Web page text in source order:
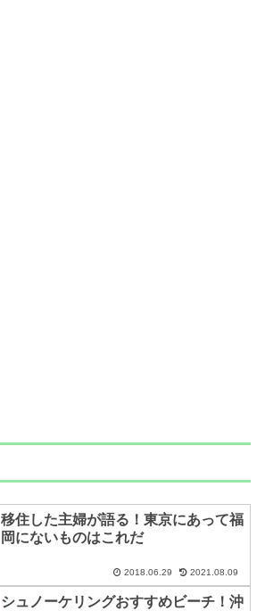
移住した主婦が語る！東京にあって福
岡にないものはこれだ
2018.06.29 2021.08.09
シュノーケリングおすすめビーチ！沖